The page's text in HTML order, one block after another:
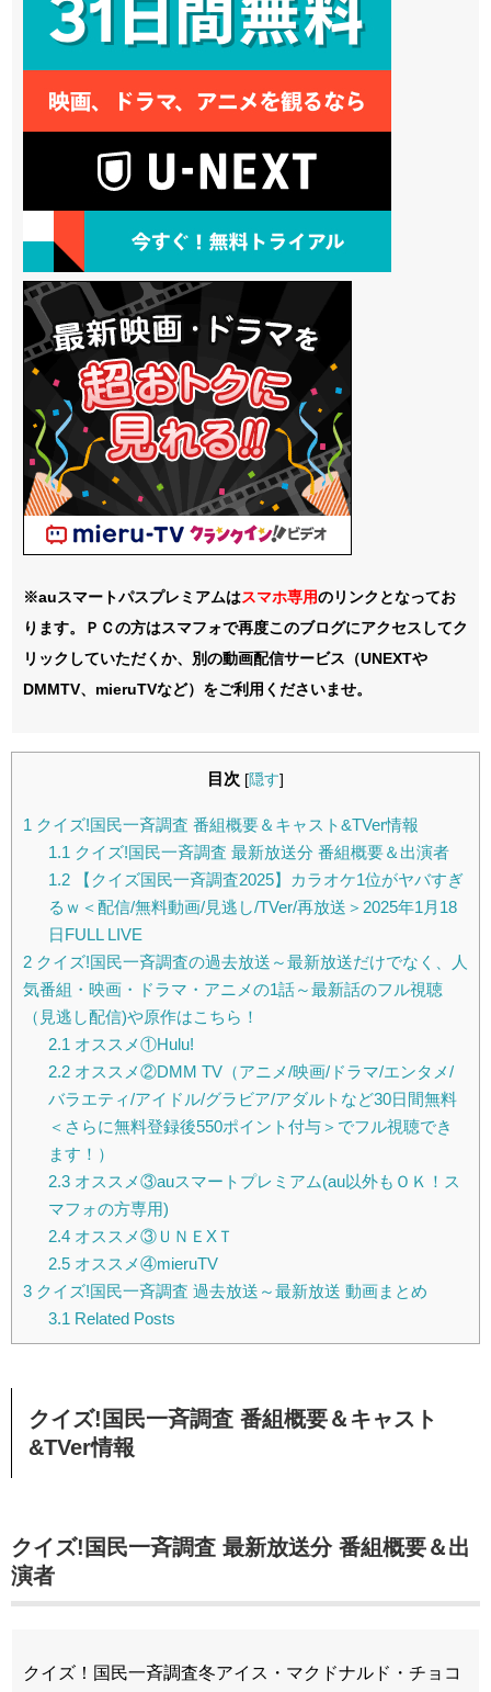
※auスマートパスプレミアムはスマホ専用のリンクとなってお
ります。ＰＣの方はスマフォで再度このブログにアクセスしてク
リックしていただくか、別の動画配信サービス（UNEXTや
DMMTV、mieruTVなど）をご利用くださいませ。
目次 [隠す]
1 クイズ!国民一斉調査 番組概要＆キャスト&TVer情報
1.1 クイズ!国民一斉調査 最新放送分 番組概要＆出演者
1.2【クイズ国民一斉調査2025】カラオケ1位がヤバすぎ
るｗ＜配信/無料動画/見逃し/TVer/再放送＞2025年1月18
日FULL LIVE
2 クイズ!国民一斉調査の過去放送～最新放送だけでなく、人
気番組・映画・ドラマ・アニメの1話～最新話のフル視聴
（見逃し配信)や原作はこちら！
2.1 オススメ①Hulu!
2.2オススメ②DMM TV（アニメ/映画/ドラマ/エンタメ/
バラエティ/アイドル/グラビア/アダルトなど30日間無料
＜さらに無料登録後550ポイント付与＞でフル視聴でき
ます！）
2.3オススメ③auスマートプレミアム(au以外もＯＫ！ス
マフォの方専用)
2.4オススメ③ＵＮＥXＴ
2.5オススメ④mieruTV
3 クイズ!国民一斉調査 過去放送～最新放送 動画まとめ
3.1 Related Posts
クイズ!国民一斉調査 番組概要＆キャスト
&TVer情報
クイズ!国民一斉調査 最新放送分 番組概要＆出
演者
クイズ！国民一斉調査冬アイス・マクドナルド・チョコ